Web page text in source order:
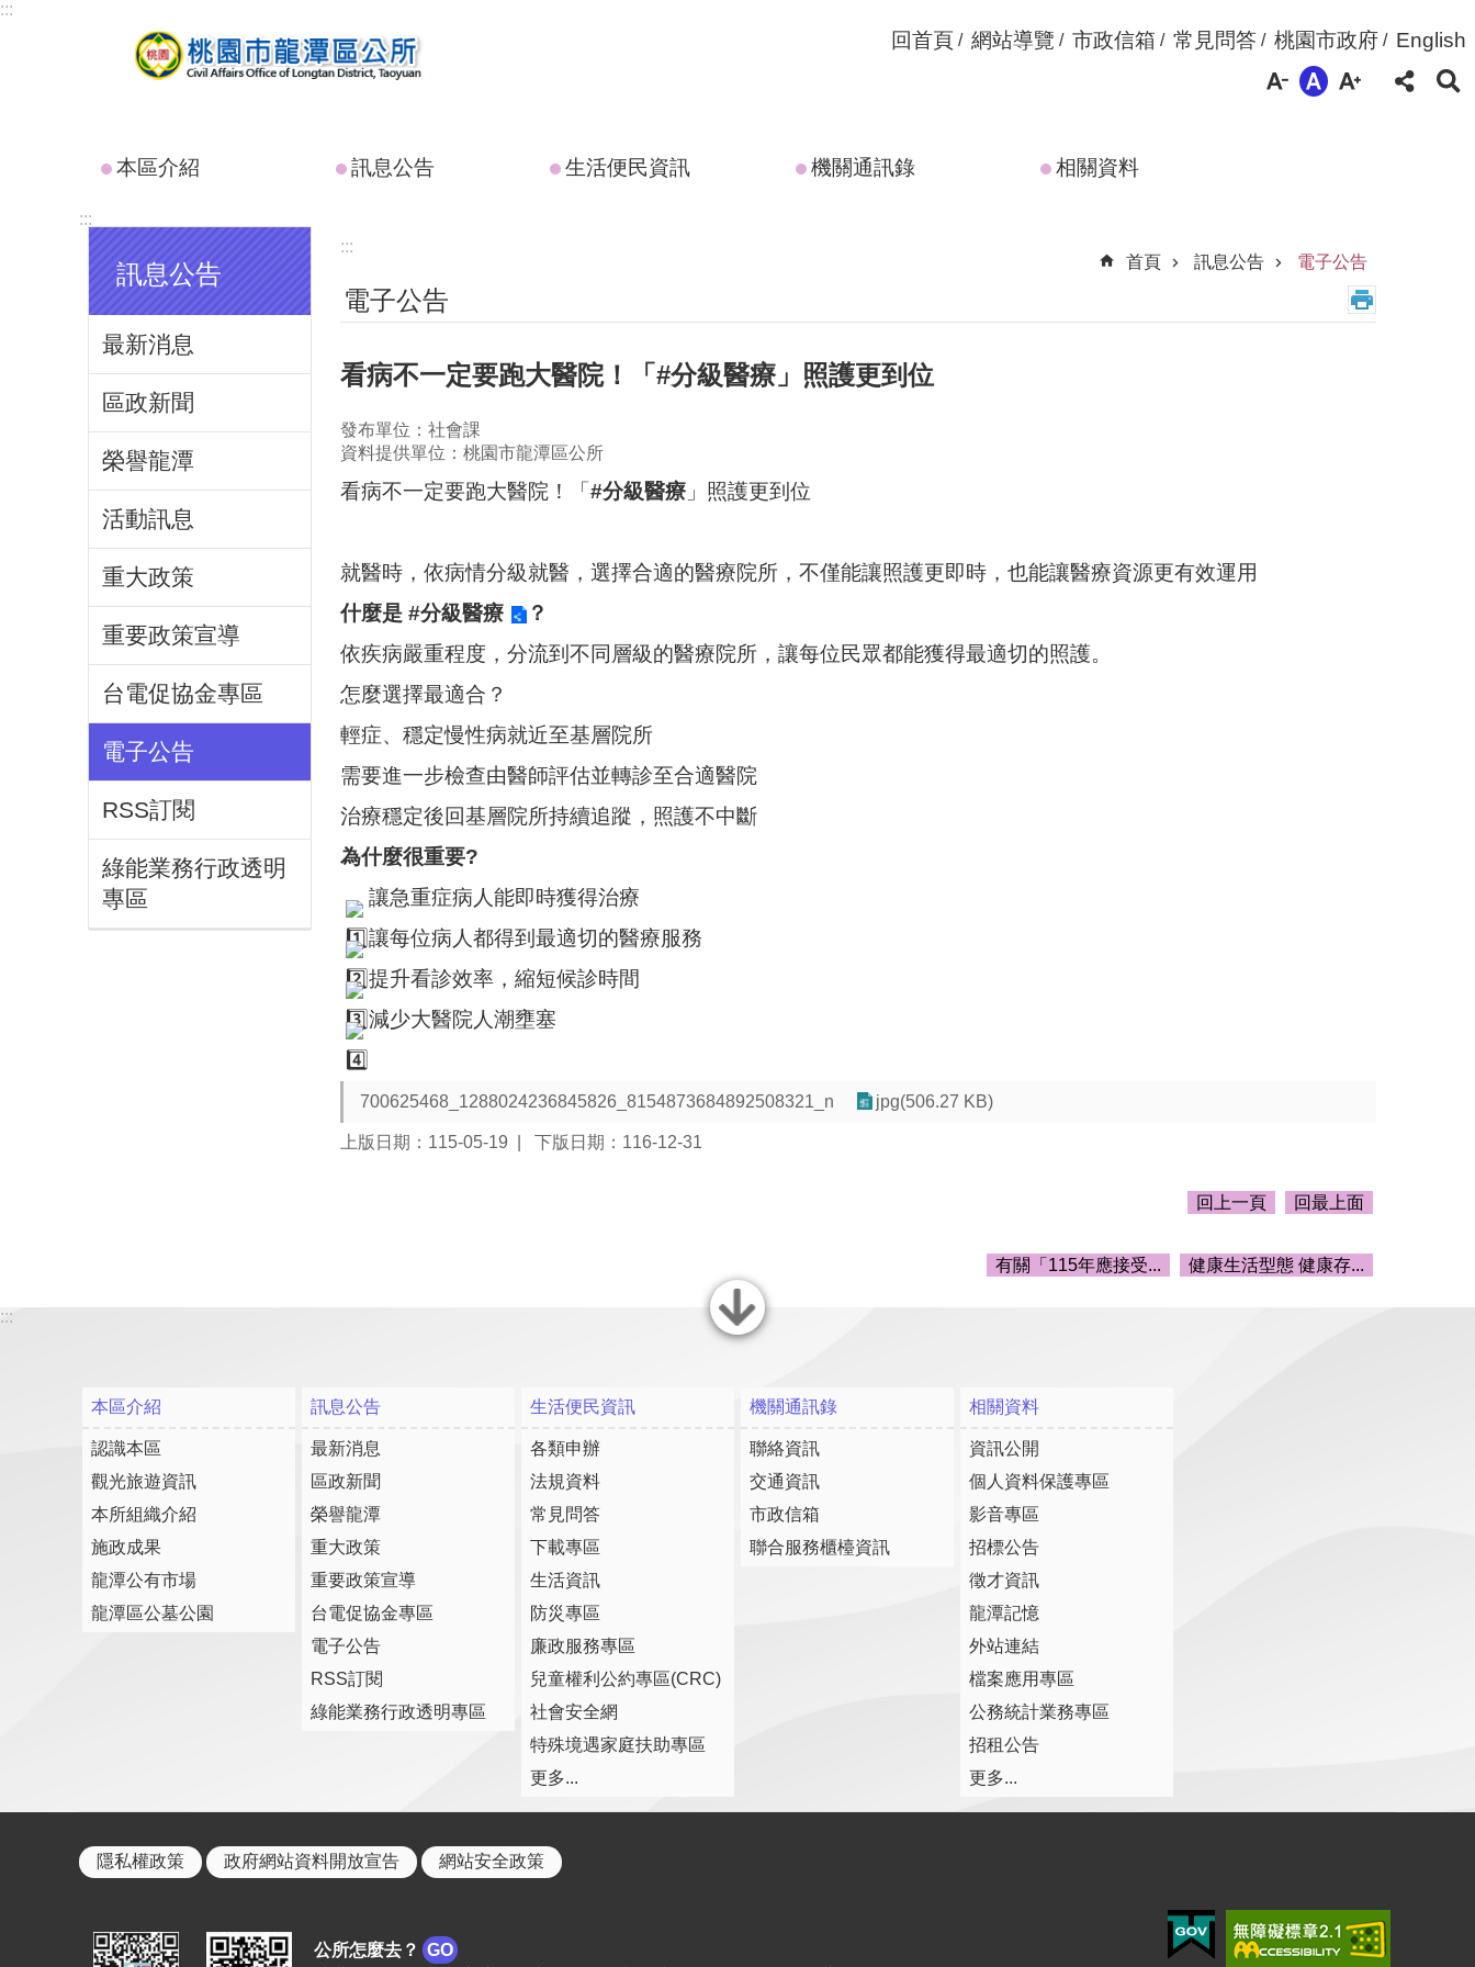
跳到主要內容區塊
:::
回首頁 網站導覽 市政信箱 常見問答 桃園市政府 English
本區介紹 訊息公告 生活便民資訊 機關通訊錄 相關資料
:::
訊息公告
最新消息
區政新聞
榮譽龍潭
活動訊息
重大政策
重要政策宣導
台電促協金專區
電子公告
RSS訂閱
綠能業務行政透明
專區
:::
首頁
訊息公告 電子公告
電子公告
看病不一定要跑大醫院！「#分級醫療」照護更到位
發布單位：社會課
資料提供單位：桃園市龍潭區公所
看病不一定要跑大醫院！「#分級醫療 」照護更到位
就醫時，依病情分級就醫，選擇合適的醫療院所，不僅能讓照護更即時，也能讓醫療資源更有效運用
什麼是 #分級醫療
？
依疾病嚴重程度，分流到不同層級的醫療院所，讓每位民眾都能獲得最適切的照護。
怎麼選擇最適合？
輕症、穩定慢性病就近至基層院所
需要進一步檢查由醫師評估並轉診至合適醫院
治療穩定後回基層院所持續追蹤，照護不中斷
為什麼很重要?
讓急重症病人能即時獲得治療
讓每位病人都得到最適切的醫療服務
提升看診效率，縮短候診時間
減少大醫院人潮壅塞
700625468_1288024236845826_8154873684892508321_n jpg(506.27 KB)
上版日期：115-05-19 下版日期：116-12-31
回上一頁 回最上面
有關「115年應接受... 健康生活型態 健康存...
關閉
:::
本區介紹
認識本區
觀光旅遊資訊
本所組織介紹
施政成果
龍潭公有市場
龍潭區公墓公園
訊息公告
最新消息
區政新聞
榮譽龍潭
重大政策
重要政策宣導
台電促協金專區
電子公告
RSS訂閱
綠能業務行政透明專區
生活便民資訊
各類申辦
法規資料
常見問答
下載專區
生活資訊
防災專區
廉政服務專區
兒童權利公約專區(CRC)
社會安全網
特殊境遇家庭扶助專區
更多...
機關通訊錄
聯絡資訊
交通資訊
市政信箱
聯合服務櫃檯資訊
相關資料
資訊公開
個人資料保護專區
影音專區
招標公告
徵才資訊
龍潭記憶
外站連結
檔案應用專區
公務統計業務專區
招租公告
更多...
隱私權政策 政府網站資料開放宣告 網站安全政策
公所怎麼去？
GO